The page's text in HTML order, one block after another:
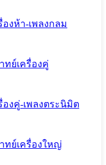
งห้า-เพลงกลม
ทย์เครื่องคู่
องคู่-เพลงตระนิมิต
ทย์เครื่องใหญ่